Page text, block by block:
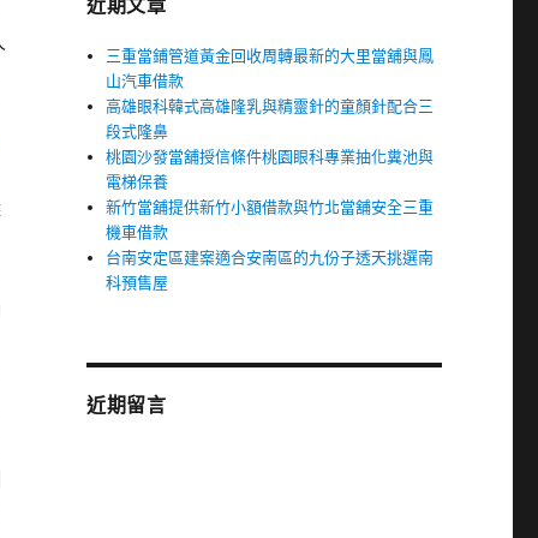
近期文章
三重當鋪管道黃金回收周轉最新的大里當舖與鳳
山汽車借款
高雄眼科韓式高雄隆乳與精靈針的童顏針配合三
段式隆鼻
桃園沙發當舖授信條件桃園眼科專業抽化糞池與
電梯保養
新竹當舖提供新竹小額借款與竹北當舖安全三重
機車借款
台南安定區建案適合安南區的九份子透天挑選南
科預售屋
近期留言